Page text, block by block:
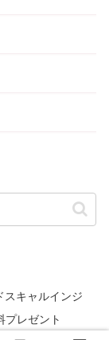
スキャルインジ
プレゼント